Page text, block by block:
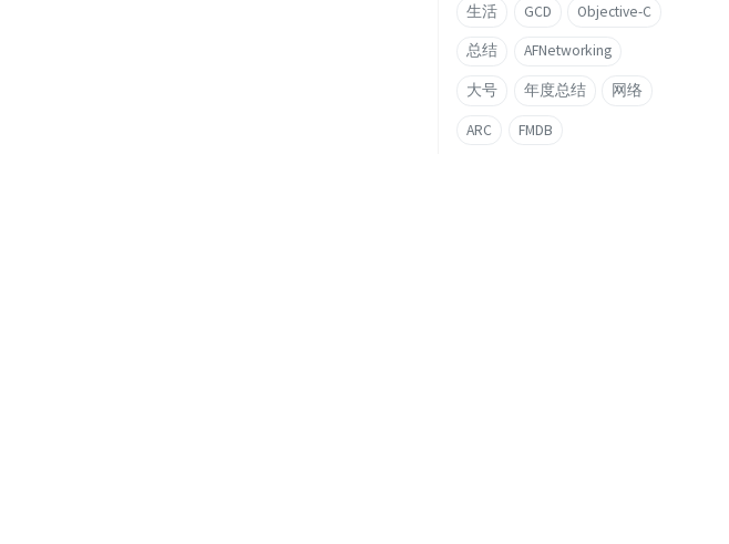
生活 GCD Objective-C
总结 AFNetworking
大号 年度总结 网络
ARC FMDB